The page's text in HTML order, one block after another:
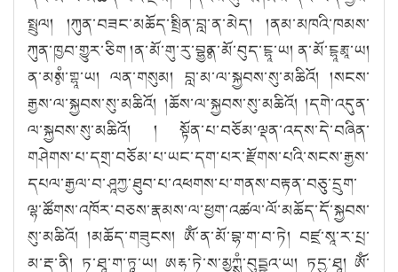
སྤྲུལ། །ཀུན་བཟང་མཆོད་སྤྲིན་བླ་ན་མེད། །ནམ་མཁའི་ཁམས་
ཀུན་ཁྱབ་གྱུར་ཅིག །ན་མོ་གུ་རུ་བྷྱཿན་མོ་བུད་ངྷཱ་ཡ། ན་མོ་ངྷཱརྨཱ་ཡ།
ན་མཿསཾ་གྷཱ་ཡ། ལན་གསུམ། བླ་མ་ལ་སྐྱབས་སུ་མཆིའོ། །སངས་
རྒྱས་ལ་སྐྱབས་སུ་མཆིའོ། །ཆོས་ལ་སྐྱབས་སུ་མཆིའོ། །དགེ་འདུན་
ལ་སྐྱབས་སུ་མཆིའོ། ། སྟོན་པ་བཅོམ་ལྡན་འདས་དེ་བཞིན་
གཤེགས་པ་དགྲ་བཅོམ་པ་ཡང་དག་པར་རྫོགས་པའི་སངས་རྒྱས་
དཔལ་རྒྱལ་བ་ཤཱཀྱ་ཐུབ་པ་འཕགས་པ་གནས་བརྟན་བཅུ་དྲུག་
ལྷ་ཚོགས་འཁོར་བཅས་རྣམས་ལ་ཕྱག་འཚལ་ལོ་མཆོད་དོ་སྐྱབས་
སུ་མཆིའོ། །མཆོད་གཟུངས། ཨོཾ་ན་མོ་བྷ་ག་བ་ཏེ། བཛྲ་སཱ་ར་པྲ་
མ་རྡ་ནི། ཏ་ཐཱ་ག་ཏཱ་ཡ། ཨརྷ་ཏེ་ས་མྱཀྶཾ་བུདྔྷའ་ཡ། ཏདྱ་ཐཱ། ཨོཾ་